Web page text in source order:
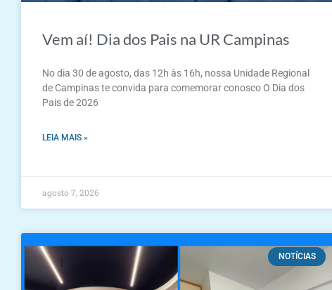
Vem aí! Dia dos Pais na UR Campinas
No dia 30 de agosto, das 12h às 16h, nossa Unidade Regional
de Campinas te convida para comemorar conosco O Dia dos
Pais de 2026
LEIA MAIS »
agosto 7, 2026
NOTÍCIAS